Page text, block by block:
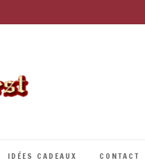
IDÉES CADEAUX CONTACT